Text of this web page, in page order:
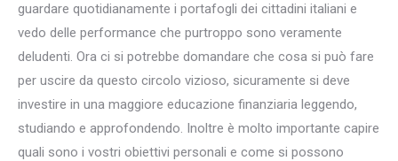
guardare quotidianamente i portafogli dei cittadini italiani e
vedo delle performance che purtroppo sono veramente
deludenti. Ora ci si potrebbe domandare che cosa si può fare
per uscire da questo circolo vizioso, sicuramente si deve
investire in una maggiore educazione finanziaria leggendo,
studiando e approfondendo. Inoltre è molto importante capire
quali sono i vostri obiettivi personali e come si possono